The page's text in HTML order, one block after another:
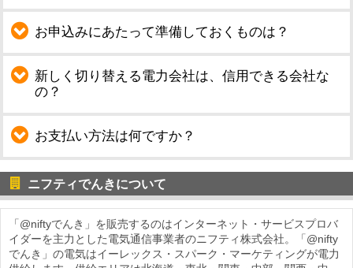
お申込みにあたって準備しておくものは？
新しく切り替える電力会社は、信用できる会社な
の？
お支払い方法は何ですか？
ニフティでんきについて
「@niftyでんき」を販売するのはインターネット・サービスプロバ
イダーを主力とした電気通信事業者のニフティ株式会社。「@nifty
でんき」の電気はイーレックス・スパーク・マーケティングが電力